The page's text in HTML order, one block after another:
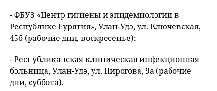
- ФБУЗ «Центр гигиены и эпидемиологии в
Республике Бурятия», Улан-Удэ, ул. Ключевская,
45б (рабочие дни, воскресенье);
- Республиканская клиническая инфекционная
больница, Улан-Удэ, ул. Пирогова, 9а (рабочие
дни, суббота).